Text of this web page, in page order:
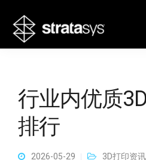
行业内优质
排行
2026-05-29 3D打印资讯